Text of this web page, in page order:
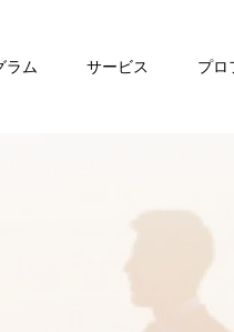
ラム サービス プロ